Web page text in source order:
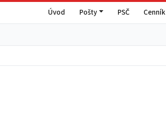
Úvod Pošty PSČ Cenník